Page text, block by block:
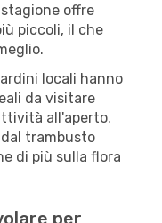
offre
piccoli, il che
locali hanno
da visitare
all'aperto.
trambusto
di più sulla flora
per